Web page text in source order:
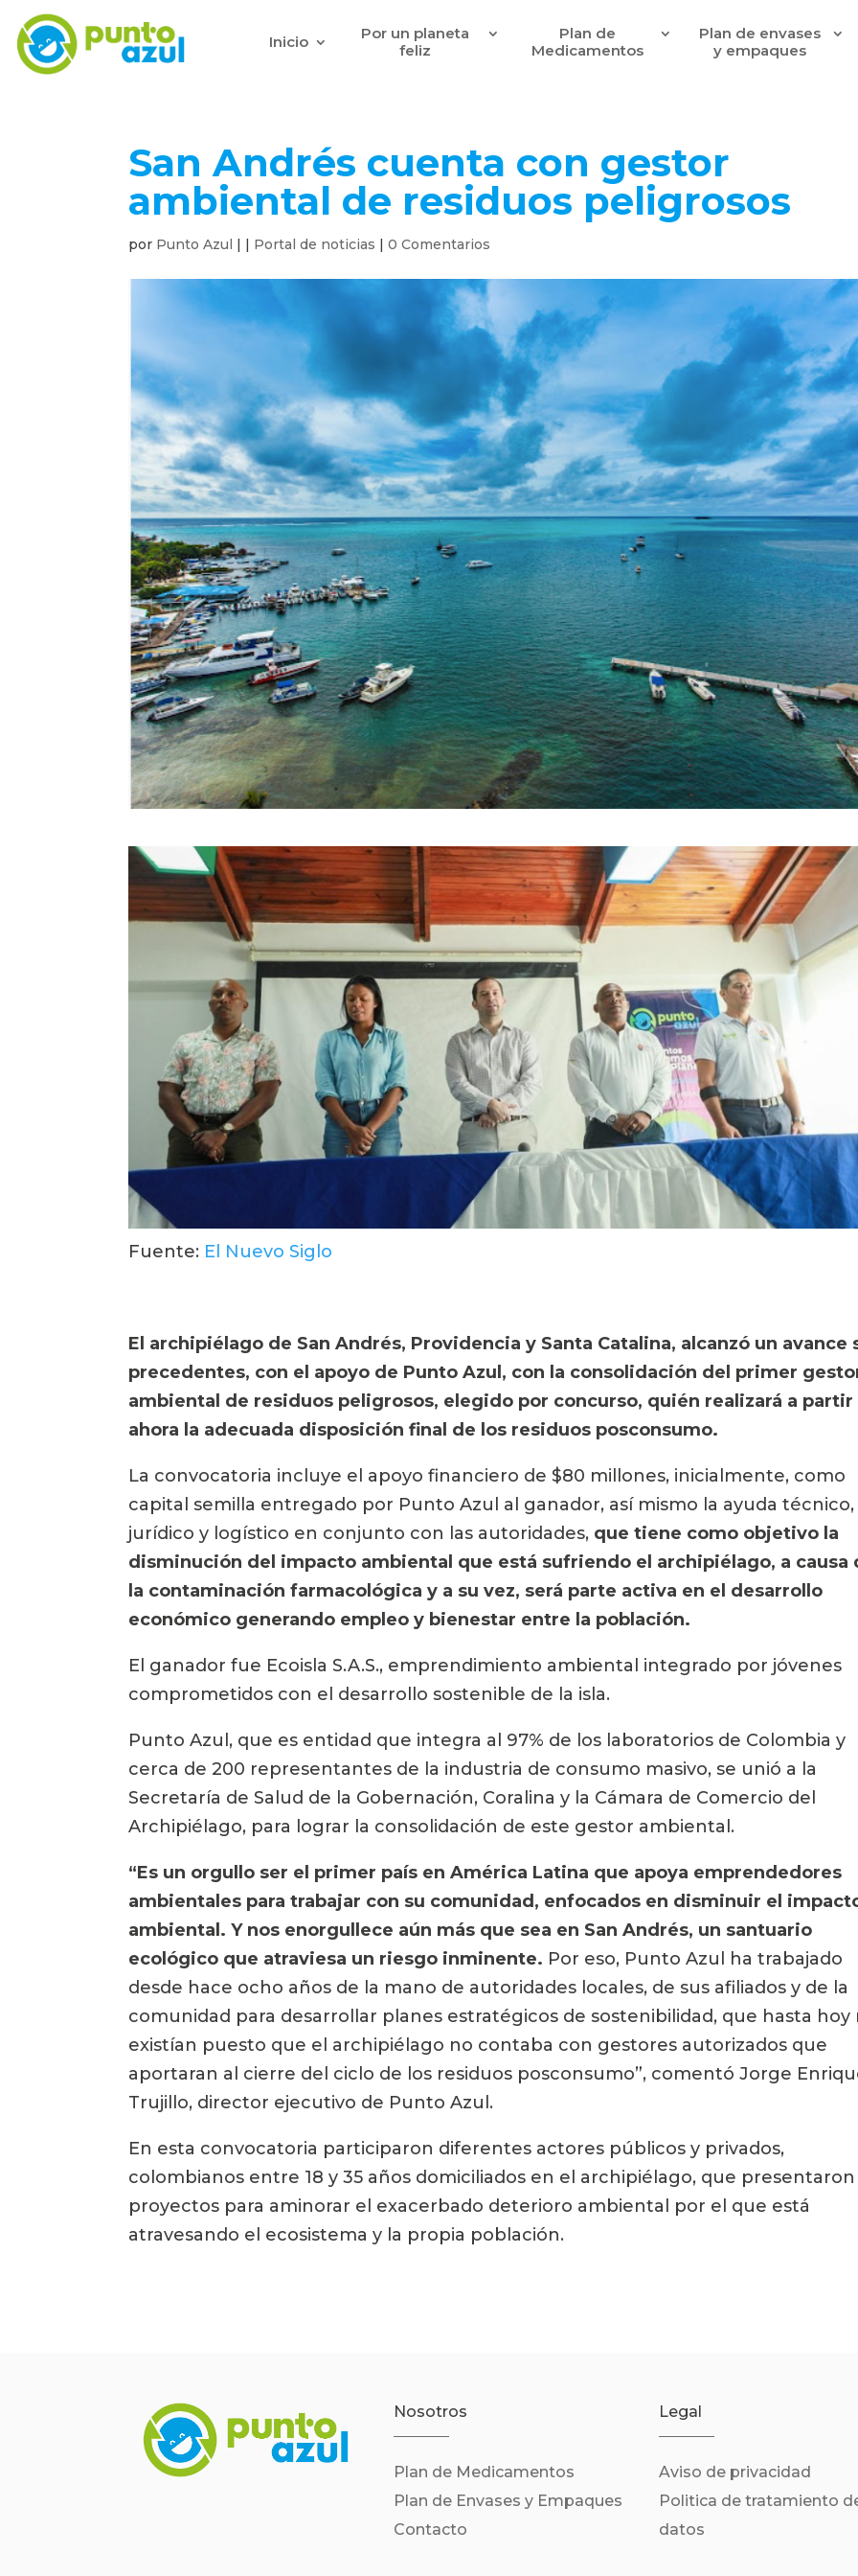
Inicio
Por un planeta
feliz
Plan de
Medicamentos
Plan de envases
y empaques
San Andrés cuenta con gestor
ambiental de residuos peligrosos
por Punto Azul | | Portal de noticias |0 Comentarios
Fuente: El Nuevo Siglo
El archipiélago de San Andrés, Providencia y Santa Catalina, alcanzó un avance
precedentes, con el apoyo de Punto Azul, con la consolidación del primer
ambiental de residuos peligrosos, elegido por concurso, quién realizará a partir
ahora la adecuada disposición final de los residuos posconsumo.
La convocatoria incluye el apoyo financiero de $80 millones, inicialmente, como
capital semilla entregado por Punto Azul al ganador, así mismo la ayuda técnico,
jurídico y logístico en conjunto con las autoridades, que tiene como objetivo la
disminución del impacto ambiental que está sufriendo el archipiélago, a causa
la contaminación farmacológica y a su vez, será parte activa en el desarrollo
económico generando empleo y bienestar entre la población.
El ganador fue Ecoisla S.A.S., emprendimiento ambiental integrado por jóvenes
comprometidos con el desarrollo sostenible de la isla.
Punto Azul, que es entidad que integra al 97% de los laboratorios de Colombia y
cerca de 200 representantes de la industria de consumo masivo, se unió a la
Secretaría de Salud de la Gobernación, Coralina y la Cámara de Comercio del
Archipiélago, para lograr la consolidación de este gestor ambiental.
“Es un orgullo ser el primer país en América Latina que apoya emprendedores
ambientales para trabajar con su comunidad, enfocados en disminuir el
ambiental. Y nos enorgullece aún más que sea en San Andrés, un santuario
ecológico que atraviesa un riesgo inminente. Por eso, Punto Azul ha trabajado
desde hace ocho años de la mano de autoridades locales, de sus afiliados y de la
comunidad para desarrollar planes estratégicos de sostenibilidad, que hasta hoy
existían puesto que el archipiélago no contaba con gestores autorizados que
aportaran al cierre del ciclo de los residuos posconsumo”, comentó Jorge
Trujillo, director ejecutivo de Punto Azul.
En esta convocatoria participaron diferentes actores públicos y privados,
colombianos entre 18 y 35 años domiciliados en el archipiélago, que presentaron
proyectos para aminorar el exacerbado deterioro ambiental por el que está
atravesando el ecosistema y la propia población.
Nosotros
Plan de Medicamentos
Plan de Envases y Empaques
Contacto
Legal
Aviso de privacidad
Politica de tratamiento
datos